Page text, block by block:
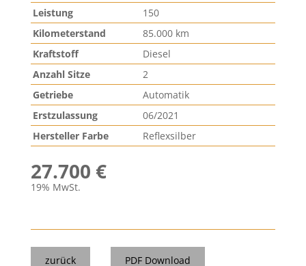
Leistung
150
Kilometerstand
85.000 km
Kraftstoff
Diesel
Anzahl Sitze
2
Getriebe
Automatik
Erstzulassung
06/2021
Hersteller Farbe
Reflexsilber
27.700 €
19% MwSt.
zurück PDF Download